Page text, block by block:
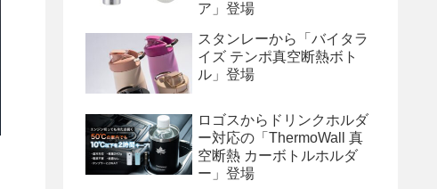
ア」登場
スタンレーから「バイタラ
イズ テンポ真空断熱ボト
ル」登場
ロゴスからドリンクホルダ
ー対応の「ThermoWall 真
空断熱 カーボトルホルダ
ー」登場